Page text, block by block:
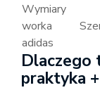
Wymiary
worka
adidas
Dlaczego
praktyka